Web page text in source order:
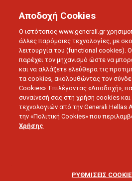
ΑΣΦΑΛΕΙΑ ΣΚΑΦΟΥΣ
Ασφάλεια Σκάφους
Επίλεξε τη σιγουριά για τα
σου
Αποδοχή Cookies
Ο ιστότοπος www.generali.gr
άλλες παρόμοιες τεχνολογίες, με
λειτουργία του (functional cookies).
παρέχει τον μηχανισμό ώστε να
και να αλλάζετε ελεύθερα τις
τα cookies, ακολουθώντας τον
Cookies». Επιλέγοντας «Αποδοχή»,
συναίνεσή σας στη χρήση cookies
τεχνολογιών από την Generali Hellas
την «Πολιτική Cookies» που
Χρήσης
ΡΥΘΜΙΣΕΙΣ